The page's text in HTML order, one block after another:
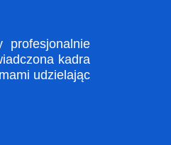
profesjonalnie
kadra
udzielając